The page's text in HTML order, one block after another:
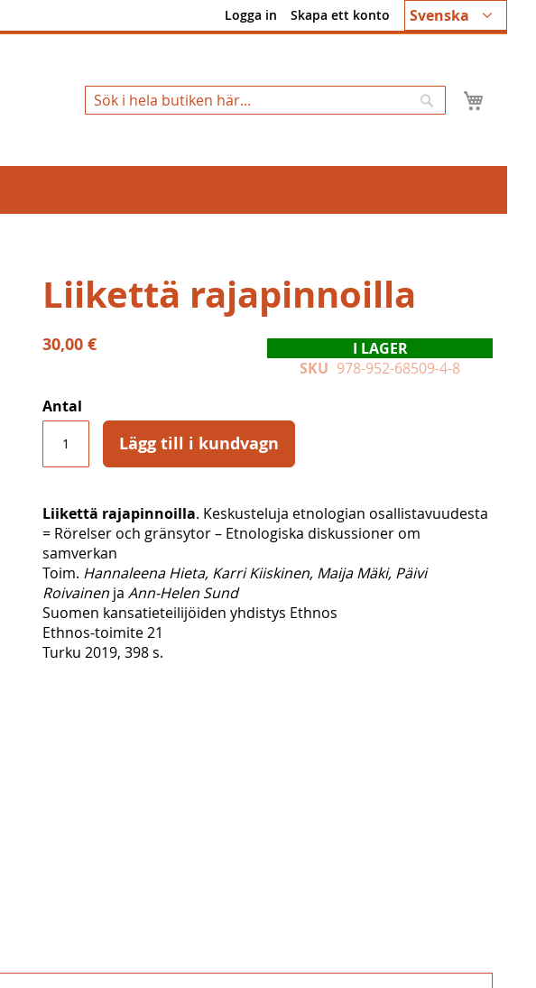
Språk
Svenska
Logga in Skapa ett konto
Sök
Liikettä rajapinnoilla
30,00 €
I LAGER
SKU 978-952-68509-4-8
Antal
Lägg till i kundvagn
Liikettä rajapinnoilla. Keskusteluja etnologian osallistavuudesta
= Rörelser och gränsytor – Etnologiska diskussioner om
samverkan
Toim. Hannaleena Hieta, Karri Kiiskinen, Maija Mäki, Päivi
Roivainenja Ann-Helen Sund
Suomen kansatieteilijöiden yhdistys Ethnos
Ethnos-toimite 21
Turku 2019, 398 s.